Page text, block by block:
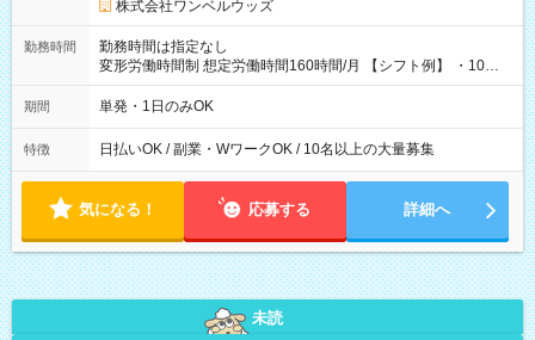
株式会社ワンベルウッズ
勤務時間
勤務時間は指定なし
変形労働時間制 想定労働時間160時間/月 【シフト例】 ・10：
00～20：00
期間 単発・1日のみOK
特徴 日払いOK / 副業・WワークOK / 10名以上の大量募集
気になる！ 応募する 詳細へ
未読